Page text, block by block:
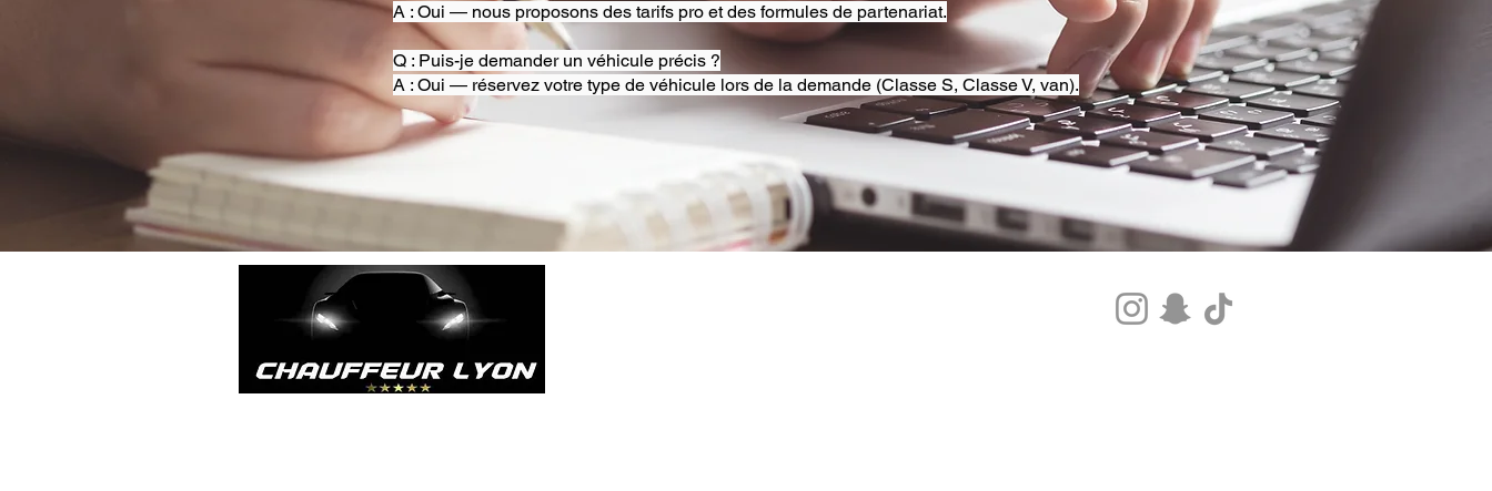
A : Oui — nous proposons des tarifs pro et des formules de partenariat.
Q : Puis-je demander un véhicule précis ?
A : Oui — réservez votre type de véhicule lors de la demande (Classe S, Classe V, van).